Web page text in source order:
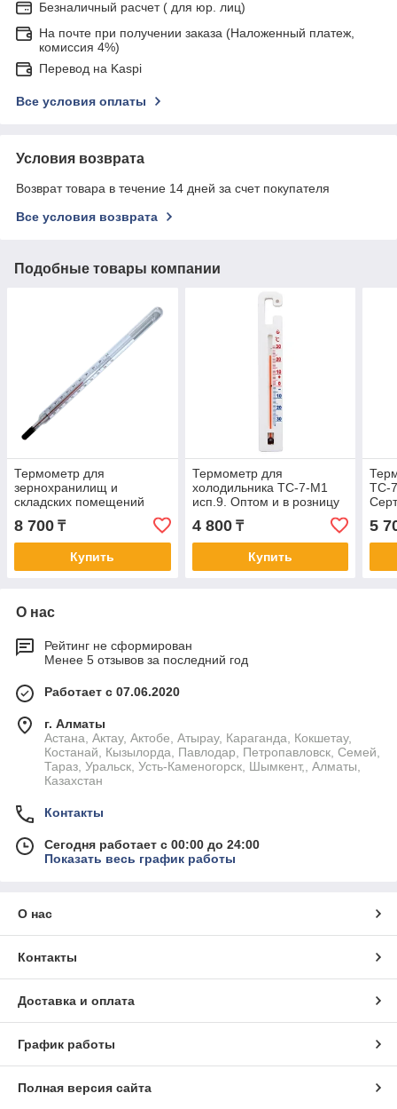
Безналичный расчет ( для юр. лиц)
На почте при получении заказа (Наложенный платеж,
комиссия 4%)
Перевод на Kaspi
Все условия оплаты
Условия возврата
Возврат товара в течение 14 дней за счет покупателя
Все условия возврата
Подобные товары компании
Термометр для
зернохранилищ и
складских помещений
ТС-7-М1 исп.2. В реестре
СИ РК
8 700 ₸
Купить
Термометр для
холодильника ТС-7-М1
исп.9. Оптом и в розницу
4 800₸
Купить
ТС-
5
О нас
Рейтинг не сформирован
Менее 5 отзывов за последний год
Работает с 07.06.2020
г. Алматы
Астана, Актау, Актобе, Атырау, Караганда, Кокшетау,
Костанай, Кызылорда, Павлодар, Петропавловск, Семей,
Тараз, Уральск, Усть-Каменогорск, Шымкент,, Алматы,
Казахстан
Контакты
Сегодня работает с 00:00 до 24:00
Показать весь график работы
О нас
Контакты
Доставка и оплата
График работы
Полная версия сайта